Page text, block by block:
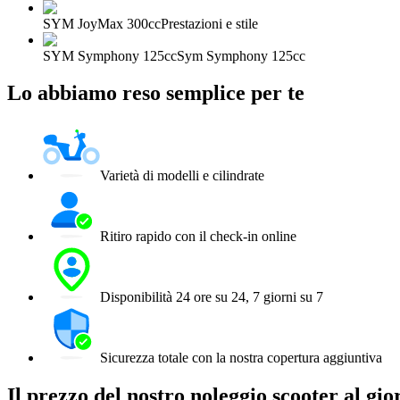
SYM JoyMax 300ccPrestazioni e stile
SYM Symphony 125ccSym Symphony 125cc
Lo abbiamo reso semplice per te
Varietà di modelli e cilindrate
Ritiro rapido con il check-in online
Disponibilità 24 ore su 24, 7 giorni su 7
Sicurezza totale con la nostra copertura aggiuntiva